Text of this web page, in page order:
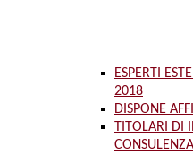
ESPERTI
2018
DISPONE
TITOLARI DI